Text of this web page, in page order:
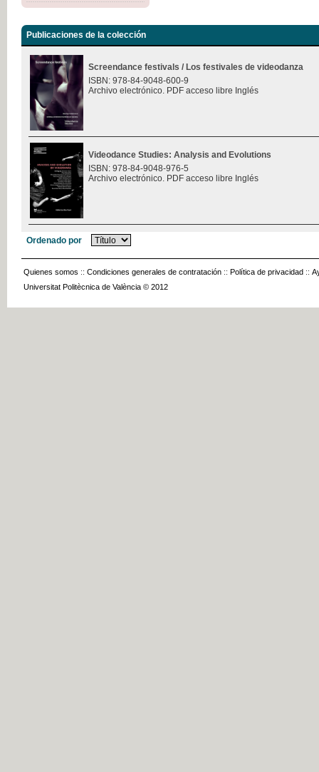
Publicaciones de la colección
Screendance festivals / Los festivales de videodanza
ISBN: 978-84-9048-600-9
Archivo electrónico. PDF acceso libre Inglés
Videodance Studies: Analysis and Evolutions
ISBN: 978-84-9048-976-5
Archivo electrónico. PDF acceso libre Inglés
Ordenado por
Quienes somos :: Condiciones generales de contratación :: Política de privacidad ::
Universitat Politècnica de València © 2012